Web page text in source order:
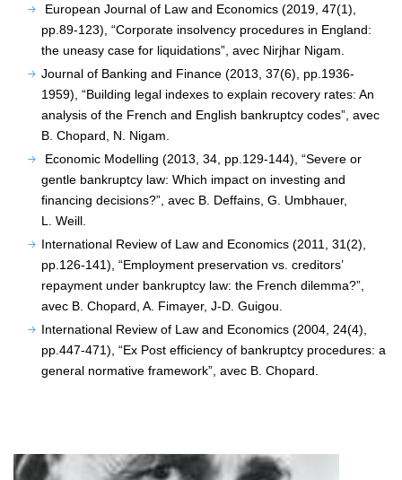
European Journal of Law and Economics (2019, 47(1),
pp.89-123), “Corporate insolvency procedures in England:
the uneasy case for liquidations”, avec Nirjhar Nigam.
Journal of Banking and Finance (2013, 37(6), pp.1936-
1959), “Building legal indexes to explain recovery rates: An
analysis of the French and English bankruptcy codes”, avec
B. Chopard, N. Nigam.
Economic Modelling (2013, 34, pp.129-144), “Severe or
gentle bankruptcy law: Which impact on investing and
financing decisions?”, avec B. Deffains, G. Umbhauer,
L. Weill.
International Review of Law and Economics (2011, 31(2),
pp.126-141), “Employment preservation vs. creditors’
repayment under bankruptcy law: the French dilemma?”,
avec B. Chopard, A. Fimayer, J-D. Guigou.
International Review of Law and Economics (2004, 24(4),
pp.447-471), “Ex Post efficiency of bankruptcy procedures: a
general normative framework”, avec B. Chopard.